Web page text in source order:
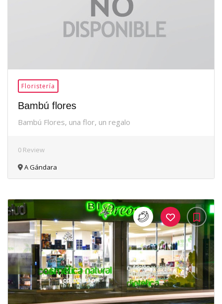
Floristería
Bambú flores
Bambú Flores, una flor, un regalo
0 Review
A Gándara
35Me
Gusta